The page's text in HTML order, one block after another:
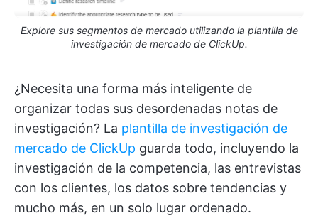
Explore sus segmentos de mercado utilizando la plantilla de
investigación de mercado de ClickUp.
¿Necesita una forma más inteligente de
organizar todas sus desordenadas notas de
investigación? La plantilla de investigación de
mercado de ClickUp guarda todo, incluyendo la
investigación de la competencia, las entrevistas
con los clientes, los datos sobre tendencias y
mucho más, en un solo lugar ordenado.